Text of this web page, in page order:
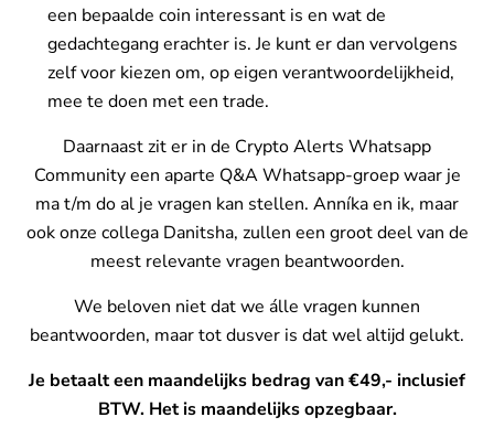
een bepaalde coin interessant is en wat de
gedachtegang erachter is. Je kunt er dan vervolgens
zelf voor kiezen om, op eigen verantwoordelijkheid,
mee te doen met een trade.
Daarnaast zit er in de Crypto Alerts Whatsapp
Community een aparte Q&A Whatsapp-groep waar je
ma t/m do al je vragen kan stellen. Anníka en ik, maar
ook onze collega Danitsha, zullen een groot deel van de
meest relevante vragen beantwoorden.
We beloven niet dat we álle vragen kunnen
beantwoorden, maar tot dusver is dat wel altijd gelukt.
Je betaalt een maandelijks bedrag van €49,- inclusief
BTW. Het is maandelijks opzegbaar.